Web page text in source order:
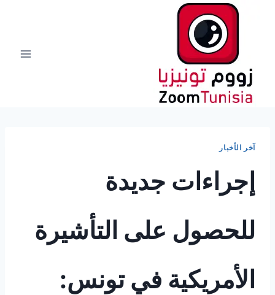
آخر الأخبار
إجراءات جديدة
للحصول على التأشيرة
الأمريكية في تونس: